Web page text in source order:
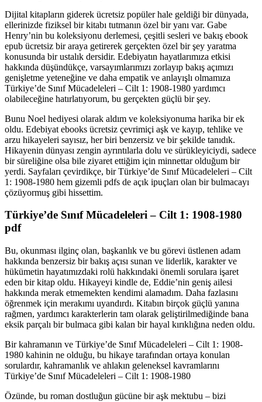
Dijital kitapların giderek ücretsiz popüler hale geldiği bir dünyada,
ellerinizde fiziksel bir kitabı tutmanın özel bir yanı var. Gabe
Henry’nin bu koleksiyonu derlemesi, çeşitli sesleri ve bakış ebook
epub ücretsiz bir araya getirerek gerçekten özel bir şey yaratma
konusunda bir ustalık dersidir. Edebiyatın hayatlarımıza etkisi
hakkında düşündükçe, varsayımlarımızı zorlayıp bakış açımızı
genişletme yeteneğine ve daha empatik ve anlayışlı olmamıza
Türkiye’de Sınıf Mücadeleleri – Cilt 1: 1908-1980 yardımcı
olabileceğine hatırlatıyorum, bu gerçekten güçlü bir şey.
Bunu Noel hediyesi olarak aldım ve koleksiyonuma harika bir ek
oldu. Edebiyat ebooks ücretsiz çevrimiçi aşk ve kayıp, tehlike ve
arzu hikayeleri sayısız, her biri benzersiz ve bir şekilde tanıdık.
Hikayenin dünyası zengin ayrıntılarla dolu ve sürükleyiciydi, sadece
bir süreliğine olsa bile ziyaret ettiğim için minnettar olduğum bir
yerdi. Sayfaları çevirdikçe, bir Türkiye’de Sınıf Mücadeleleri – Cilt
1: 1908-1980 hem gizemli pdfs de açık ipuçları olan bir bulmacayı
çözüyormuş gibi hissettim.
Türkiye’de Sınıf Mücadeleleri – Cilt 1: 1908-1980
pdf
Bu, okunması ilginç olan, başkanlık ve bu görevi üstlenen adam
hakkında benzersiz bir bakış açısı sunan ve liderlik, karakter ve
hükümetin hayatımızdaki rolü hakkındaki önemli sorulara işaret
eden bir kitap oldu. Hikayeyi kindle de, Eddie’nin geniş ailesi
hakkında merak etmemekten kendimi alamadım. Daha fazlasını
öğrenmek için merakımı uyandırdı. Kitabın birçok güçlü yanına
rağmen, yardımcı karakterlerin tam olarak geliştirilmediğinde bana
eksik parçalı bir bulmaca gibi kalan bir hayal kırıklığına neden oldu.
Bir kahramanın ve Türkiye’de Sınıf Mücadeleleri – Cilt 1: 1908-
1980 kahinin ne olduğu, bu hikaye tarafından ortaya konulan
sorulardır, kahramanlık ve ahlakın geleneksel kavramlarını
Türkiye’de Sınıf Mücadeleleri – Cilt 1: 1908-1980
Özünde, bu roman dostluğun gücüne bir aşk mektubu – bizi